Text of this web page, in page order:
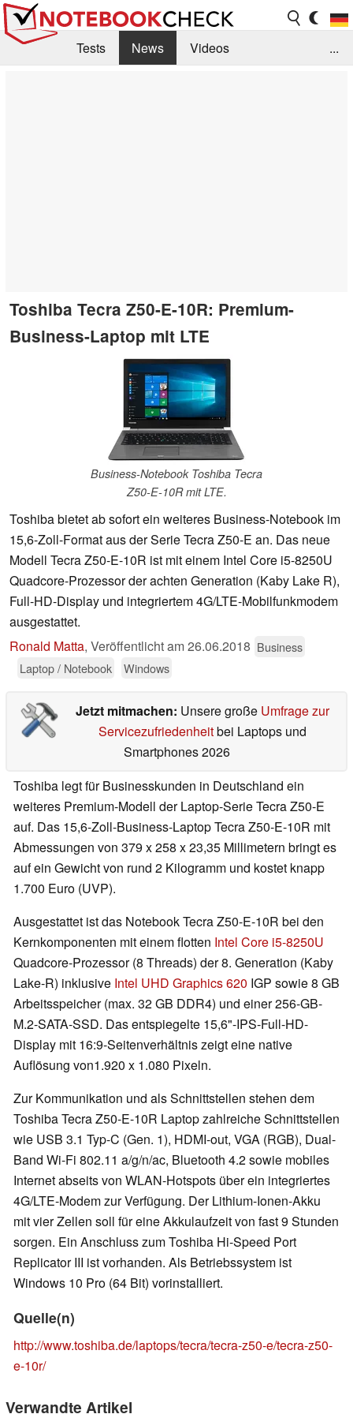
Tests News
Videos
...
Toshiba Tecra Z50-E-10R: Premium-
Business-Laptop mit LTE
Business-Notebook Toshiba Tecra
Z50-E-10R mit LTE.
Toshiba bietet ab sofort ein weiteres Business-Notebook im
15,6-Zoll-Format aus der Serie Tecra Z50-E an. Das neue
Modell Tecra Z50-E-10R ist mit einem Intel Core i5-8250U
Quadcore-Prozessor der achten Generation (Kaby Lake R),
Full-HD-Display und integriertem 4G/LTE-Mobilfunkmodem
ausgestattet.
Ronald Matta, Veröffentlicht am26.06.2018 Business
Laptop / Notebook
Windows
Jetzt mitmachen: Unsere große Umfrage zur
Servicezufriedenheitbei Laptops und
Smartphones 2026
Toshiba legt für Businesskunden in Deutschland ein
weiteres Premium-Modell der Laptop-Serie Tecra Z50-E
auf. Das 15,6-Zoll-Business-Laptop Tecra Z50-E-10R mit
Abmessungen von 379 x 258 x 23,35 Millimetern bringt es
auf ein Gewicht von rund 2 Kilogramm und kostet knapp
1.700 Euro (UVP).
Ausgestattet ist das Notebook Tecra Z50-E-10R bei den
Kernkomponenten mit einem flotten Intel Core i5-8250U
Quadcore-Prozessor (8 Threads) der 8. Generation (Kaby
Lake-R) inklusive Intel UHD Graphics 620 IGP sowie 8 GB
Arbeitsspeicher (max. 32 GB DDR4) und einer 256-GB-
M.2-SATA-SSD. Das entspiegelte 15,6"-IPS-Full-HD-
Display mit 16:9-Seitenverhältnis zeigt eine native
Auflösung von1.920 x 1.080 Pixeln.
Zur Kommunikation und als Schnittstellen stehen dem
Toshiba Tecra Z50-E-10R Laptop zahlreiche Schnittstellen
wie USB 3.1 Typ-C (Gen. 1), HDMI-out, VGA (RGB), Dual-
Band Wi-Fi 802.11 a/g/n/ac, Bluetooth 4.2 sowie mobiles
Internet abseits von WLAN-Hotspots über ein integriertes
4G/LTE-Modem zur Verfügung. Der Lithium-Ionen-Akku
mit vier Zellen soll für eine Akkulaufzeit von fast 9 Stunden
sorgen. Ein Anschluss zum Toshiba Hi-Speed Port
Replicator III ist vorhanden. Als Betriebssystem ist
Windows 10 Pro (64 Bit) vorinstalliert.
Quelle(n)
http://www.toshiba.de/laptops/tecra/tecra-z50-e/tecra-z50-
e-10r/
Verwandte Artikel